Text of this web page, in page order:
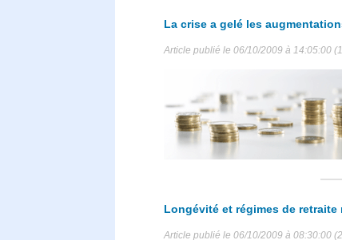
La crise a gelé les
Article publié le 06/10/2009 à 14:05:00
Longévité et régimes de
Article publié le 06/10/2009 à 08:30:00